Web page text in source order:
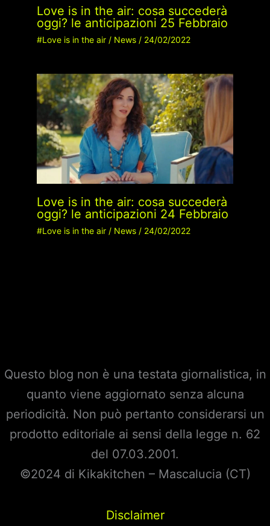
Love is in the air: cosa succederà
oggi? le anticipazioni 25 Febbraio
#Love is in the air/ News/ 24/02/2022
Love is in the air: cosa succederà
oggi? le anticipazioni 24 Febbraio
#Love is in the air/ News/ 24/02/2022
Questo blog non è una testata giornalistica, in
quanto viene aggiornato senza alcuna
periodicità. Non può pertanto considerarsi un
prodotto editoriale ai sensi della legge n. 62
del 07.03.2001.
©2024 di Kikakitchen – Mascalucia (CT)
Disclaimer